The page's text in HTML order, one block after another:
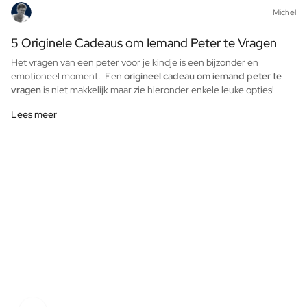
Proficiat met Jullie Huwelijk Cadeau
Bericht op een cadeau
Kraskaart Cadeau
Cadeau voor Haar
Cadeau voor Hem
Cadeau voor Mama
Michel
5 Originele Cadeaus om Iemand Peter te Vragen
Het vragen van een peter voor je kindje is een bijzonder en
emotioneel moment. Een origineel cadeau om iemand peter te
vragen is niet makkelijk maar zie hieronder enkele leuke opties!
Lees meer